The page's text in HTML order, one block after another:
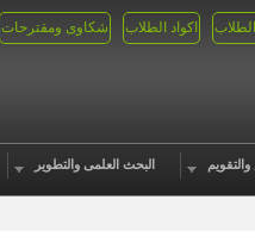
شكاوى ومقترحات اكواد الطلاب الطلاب
البحث العلمى والتطوير